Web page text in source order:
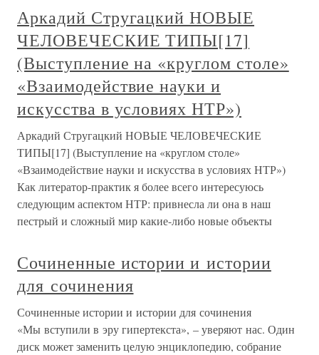
Аркадий Стругацкий НОВЫЕ
ЧЕЛОВЕЧЕСКИЕ ТИПЫ[17]
(Выступление на «круглом столе»
«Взаимодействие науки и
искусства в условиях НТР»)
Аркадий Стругацкий НОВЫЕ ЧЕЛОВЕЧЕСКИЕ
ТИПЫ[17] (Выступление на «круглом столе»
«Взаимодействие науки и искусства в условиях НТР»)
Как литератор-практик я более всего интересуюсь
следующим аспектом НТР: привнесла ли она в наш
пестрый и сложный мир какие-либо новые объекты
Сочиненные истории и истории
для сочинения
Сочиненные истории и истории для сочинения
«Мы вступили в эру гипертекста», – уверяют нас. Один
диск может заменить целую энциклопедию, собрание